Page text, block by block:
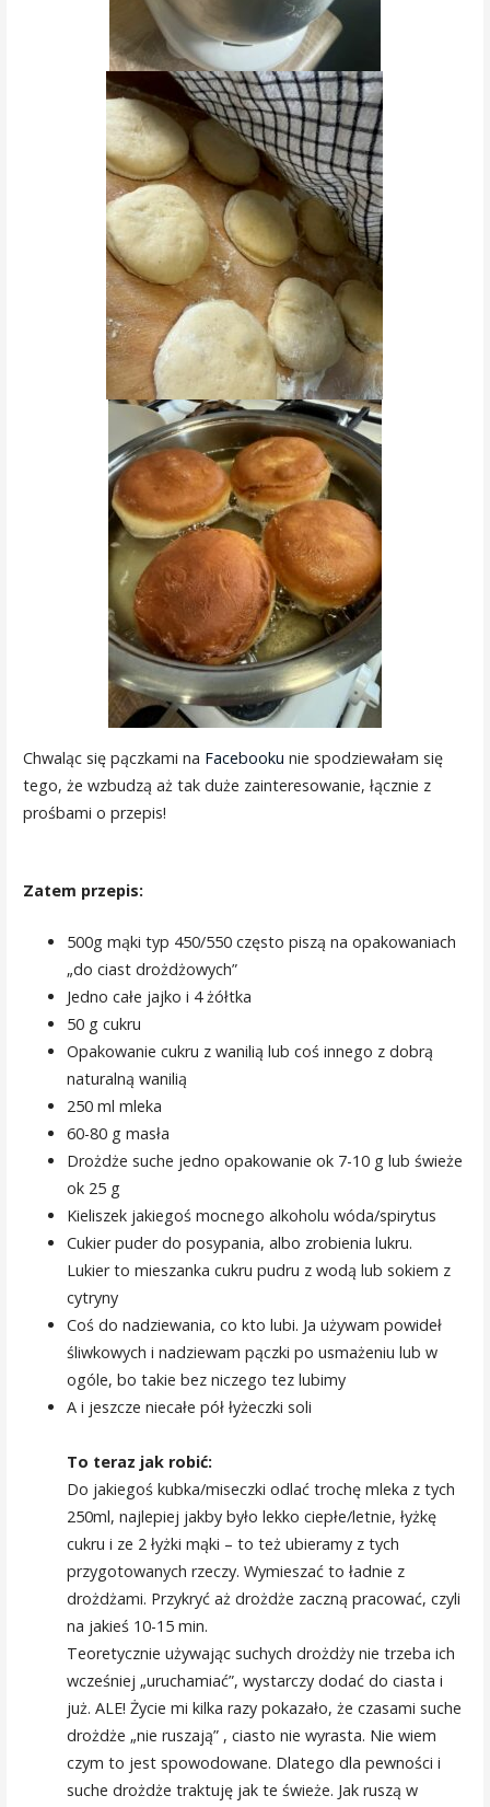
Chwaląc się pączkami na Facebooku nie spodziewałam się
tego, że wzbudzą aż tak duże zainteresowanie, łącznie z
prośbami o przepis!
Zatem przepis:
500g mąki typ 450/550 często piszą na opakowaniach
„do ciast drożdżowych”
Jedno całe jajko i 4 żółtka
50 g cukru
Opakowanie cukru z wanilią lub coś innego z dobrą
naturalną wanilią
250 ml mleka
60-80 g masła
Drożdże suche jedno opakowanie ok 7-10 g lub świeże
ok 25 g
Kieliszek jakiegoś mocnego alkoholu wóda/spirytus
Cukier puder do posypania, albo zrobienia lukru.
Lukier to mieszanka cukru pudru z wodą lub sokiem z
cytryny
Coś do nadziewania, co kto lubi. Ja używam powideł
śliwkowych i nadziewam pączki po usmażeniu lub w
ogóle, bo takie bez niczego tez lubimy
A i jeszcze niecałe pół łyżeczki soli
To teraz jak robić:
Do jakiegoś kubka/miseczki odlać trochę mleka z tych
250ml, najlepiej jakby było lekko ciepłe/letnie, łyżkę
cukru i ze 2 łyżki mąki – to też ubieramy z tych
przygotowanych rzeczy. Wymieszać to ładnie z
drożdżami. Przykryć aż drożdże zaczną pracować, czyli
na jakieś 10-15 min.
Teoretycznie używając suchych drożdży nie trzeba ich
wcześniej „uruchamiać”, wystarczy dodać do ciasta i
już. ALE! Życie mi kilka razy pokazało, że czasami suche
drożdże „nie ruszają” , ciasto nie wyrasta. Nie wiem
czym to jest spowodowane. Dlatego dla pewności i
suche drożdże traktuję jak te świeże. Jak ruszą w